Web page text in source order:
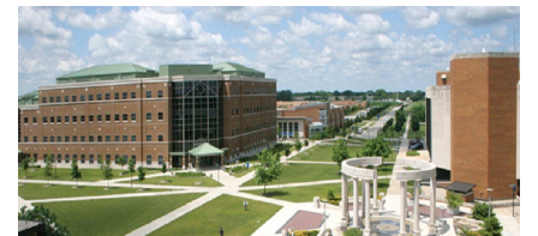
Qidirish
Kirish